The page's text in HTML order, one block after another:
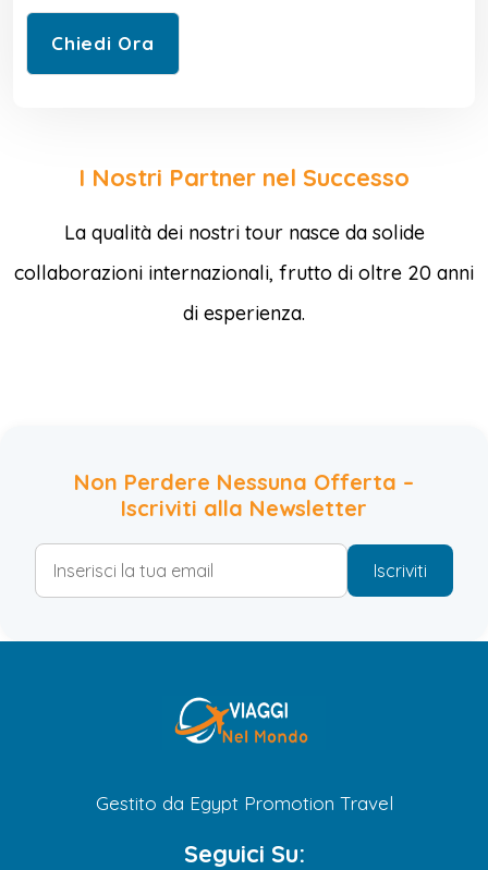
I Nostri Partner nel Successo
La qualità dei nostri tour nasce da solide
collaborazioni internazionali, frutto di oltre 20 anni
di esperienza.
Non Perdere Nessuna Offerta –
Iscriviti alla Newsletter
Iscriviti
Gestito da Egypt Promotion Travel
Seguici Su: